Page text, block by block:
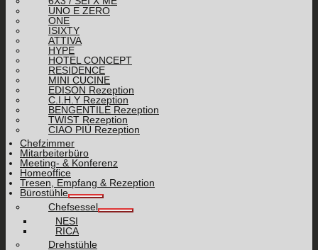
UNO E ZERO
ONE
ISIXTY
ATTIVA
HYPE
HOTEL CONCEPT
RESIDENCE
MINI CUCINE
EDISON Rezeption
C.I.H.Y Rezeption
BENGENTILE Rezeption
TWIST Rezeption
CIAO PIÙ Rezeption
Chefzimmer
Mitarbeiterbüro
Meeting- & Konferenz
Homeoffice
Tresen, Empfang & Rezeption
Bürostühle
Chefsessel
NESI
RICA
Drehstühle